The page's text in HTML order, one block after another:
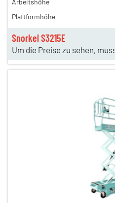
Snorkel S3215E
Um die Preise zu sehen,
Arbeitshöhe
Plattformhöhe